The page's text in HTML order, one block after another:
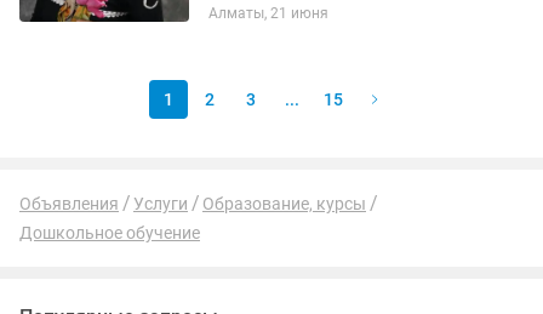
выходить из дома. 2. Занятие
Алматы, 21 июня
1 2 3 ... 15
Объявления Услуги
Образование, курсы
Дошкольное обучение